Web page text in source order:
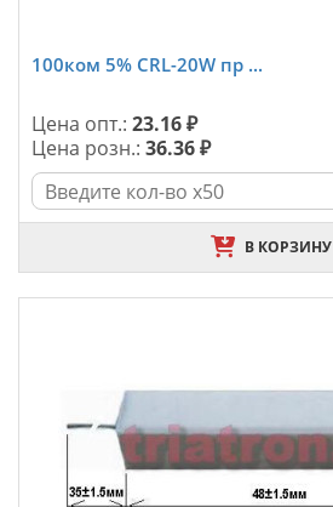
100ком 5% CRL-20W пр ...
Цена опт.: 23.16 ₽
Цена розн.: 36.36 ₽
В КОРЗИНУ